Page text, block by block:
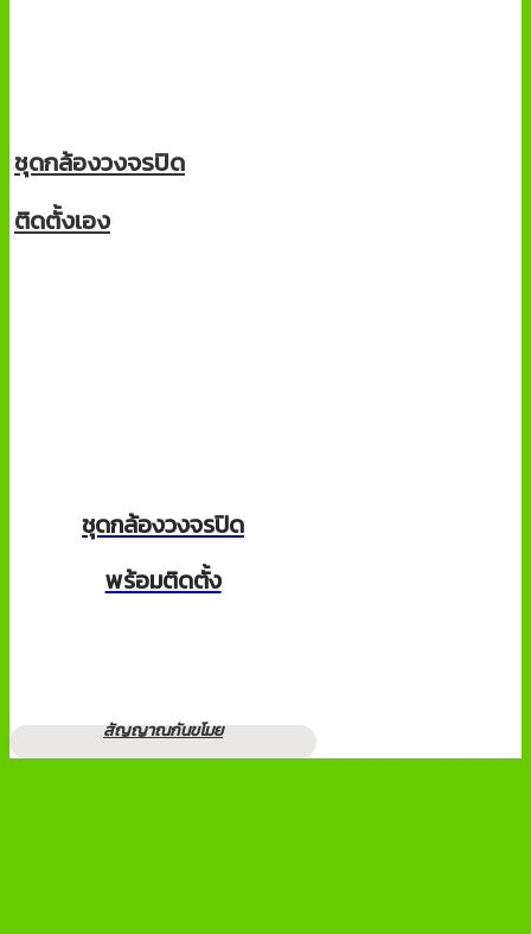
ชุดกล้องวงจรปิด
ติดตั้งเอง
ชุดกล้องวงจรปิด
พร้อมติดตั้ง
สัญญาณกันขโมย